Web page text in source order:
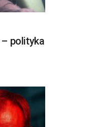
polityka